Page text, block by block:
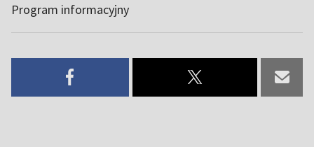
Program informacyjny